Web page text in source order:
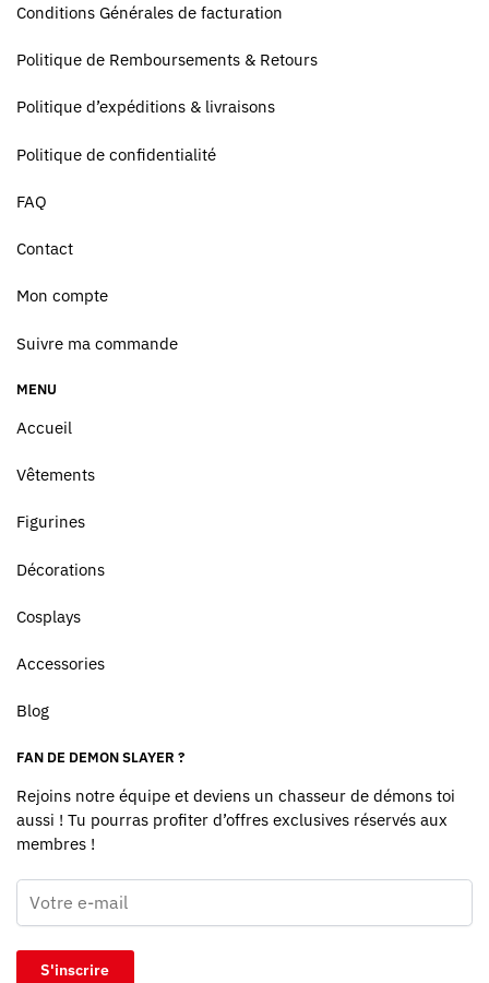
Conditions Générales de facturation
Politique de Remboursements & Retours
Politique d’expéditions & livraisons
Politique de confidentialité
FAQ
Contact
Mon compte
Suivre ma commande
MENU
Accueil
Vêtements
Figurines
Décorations
Cosplays
Accessories
Blog
FAN DE DEMON SLAYER ?
Rejoins notre équipe et deviens un chasseur de démons toi
aussi ! Tu pourras profiter d’offres exclusives réservés aux
membres !